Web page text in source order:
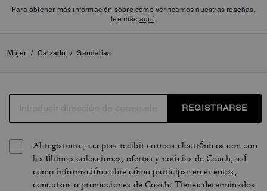
Para obtener más información sobre cómo verificamos nuestras reseñas,
lee más aquí
Mujer / Calzado / Sandalias
REGISTRARSE
Al registrarte, aceptas recibir correos electrónicos con con
las últimas colecciones, ofertas y noticias de Coach, así
como información sobre cómo participar en eventos,
concursos o promociones de Coach. Tienes determinados